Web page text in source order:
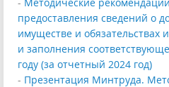
предоставления сведений о
имуществе и обязательствах
и заполнения
году (за отчетный 2024 год)
- Презентация Минтруда.